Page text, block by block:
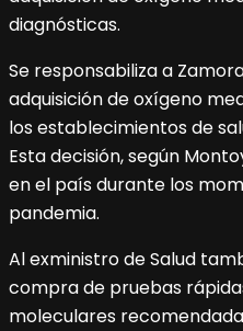
diagnósticas.
Se responsabiliza a
adquisición de oxígeno
los establecimientos de
Esta decisión, según
en el país durante los
pandemia.
Al exministro de Salud
compra de pruebas
moleculares